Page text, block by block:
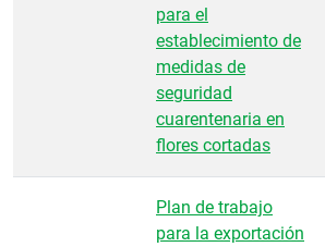
para el
establecimiento de
medidas de
seguridad
cuarentenaria en
flores cortadas
Plan de trabajo
para la exportación